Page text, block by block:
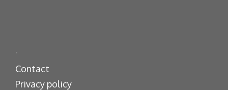
.
Contact
Privacy policy